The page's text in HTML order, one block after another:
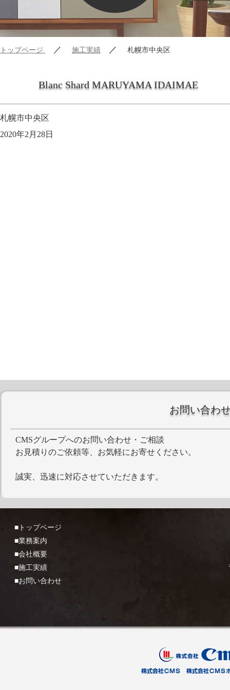
トップページ ／ 施工実績 ／ 札幌市中央区
Blanc Shard MARUYAMA IDAIMAE
札幌市中央区
2020年2月28日
お問い合わ
CMSグループへのお問い合わせ・ご相談
お見積りのご依頼等、お気軽にお寄せください。
誠実、迅速に対応させていただきます。
■トップページ
■業務案内
■会社概要
■施工実績
■お問い合わせ